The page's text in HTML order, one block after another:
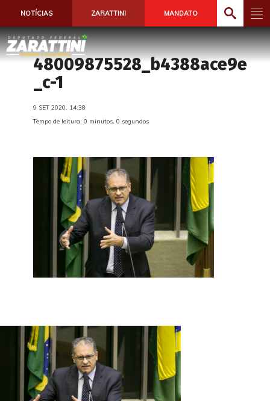
NOTÍCIAS ZARATTINI MANDATO
48009875528_b4388ace9e
_c-1
9 SET 2020, 14:38
Tempo de leitura: 0 minutos, 0 segundos